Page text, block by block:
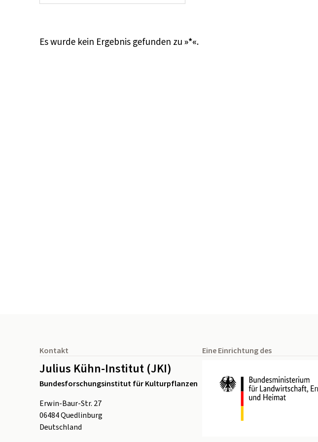
Es wurde kein Ergebnis gefunden zu»*«.
Kontakt
Julius Kühn-Institut (JKI)
Bundesforschungsinstitut für Kulturpflanzen
Erwin-Baur-Str. 27
06484Quedlinburg
Deutschland
Eine Einrichtung des